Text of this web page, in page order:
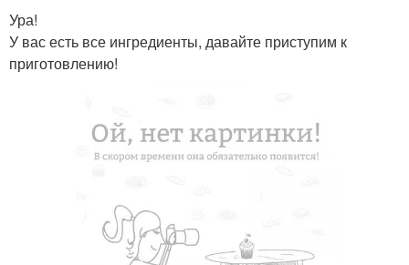
Ура!
У вас есть все ингредиенты, давайте приступим к
приготовлению!